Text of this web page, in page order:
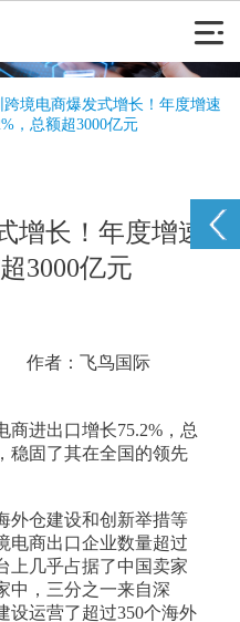
跨境电商爆发式增长！年度增速
，总额超3000亿元
增长！年度增速
3000亿元
作者：飞鸟国际
商进出口增长75.2%，总
稳固了其在全国的领先
外仓建设和创新举措等
电商出口企业数量超过
上几乎占据了中国卖家
中，三分之一来自深
设运营了超过350个海外